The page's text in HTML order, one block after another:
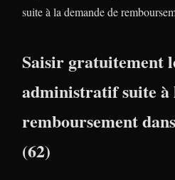
suite à la demande de
Saisir gratuitement
administratif suite à
remboursement
(62)